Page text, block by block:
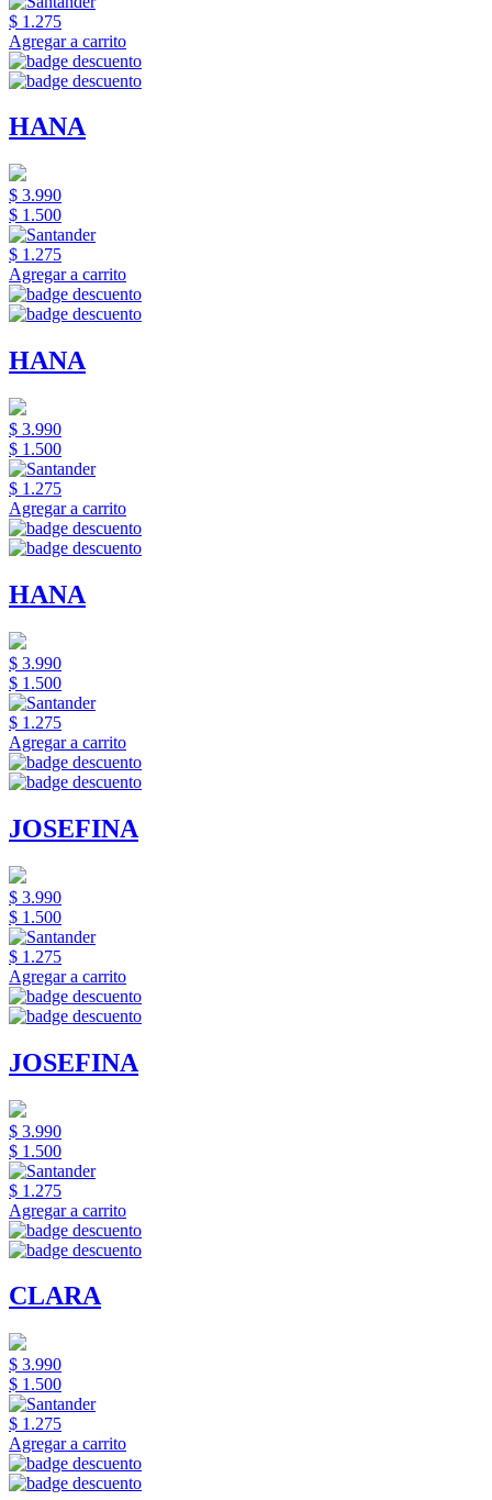
$ 1.275
Agregar a carrito
HANA
$ 3.990
$ 1.500
$ 1.275
Agregar a carrito
HANA
$ 3.990
$ 1.500
$ 1.275
Agregar a carrito
HANA
$ 3.990
$ 1.500
$ 1.275
Agregar a carrito
JOSEFINA
$ 3.990
$ 1.500
$ 1.275
Agregar a carrito
JOSEFINA
$ 3.990
$ 1.500
$ 1.275
Agregar a carrito
CLARA
$ 3.990
$ 1.500
$ 1.275
Agregar a carrito